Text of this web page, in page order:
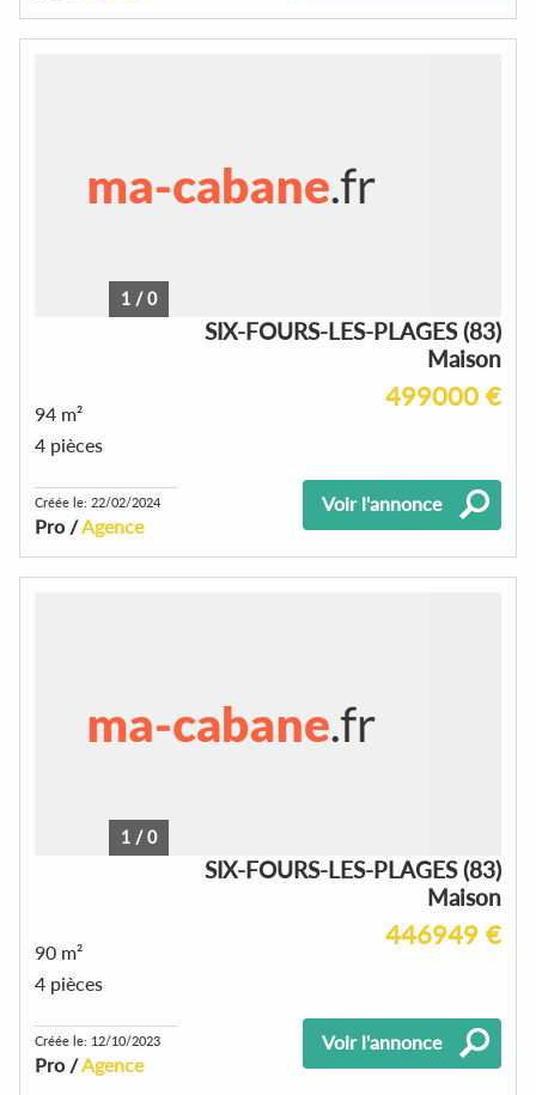
1 /0
SIX-FOURS-LES-PLAGES (83)
Maison
499000 €
94 m²
4 pièces
Créée le: 22/02/2024
Pro /Agence
Voir l'annonce
1 /0
SIX-FOURS-LES-PLAGES (83)
Maison
446949 €
90 m²
4 pièces
Créée le: 12/10/2023
Pro /Agence
Voir l'annonce